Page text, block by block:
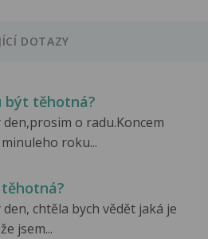
DOTAZY
být těhotná?
o radu.Koncem
roku...
těhotná?
chtěla bych vědět jaká je
jsem...